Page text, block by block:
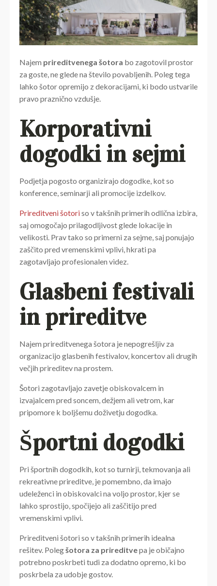
Najem prireditvenega šotora bo zagotovil prostor
za goste, ne glede na število povabljenih. Poleg tega
lahko šotor opremijo z dekoracijami, ki bodo ustvarile
pravo praznično vzdušje.
Korporativni
dogodki in sejmi
Podjetja pogosto organizirajo dogodke, kot so
konference, seminarji ali promocije izdelkov.
Prireditveni šotoriso v takšnih primerih odlična izbira,
saj omogočajo prilagodljivost glede lokacije in
velikosti. Prav tako so primerni za sejme, saj ponujajo
zaščito pred vremenskimi vplivi, hkrati pa
zagotavljajo profesionalen videz.
Glasbeni festivali
in prireditve
Najem prireditvenega šotora je nepogrešljiv za
organizacijo glasbenih festivalov, koncertov ali drugih
večjih prireditev na prostem.
Šotori zagotavljajo zavetje obiskovalcem in
izvajalcem pred soncem, dežjem ali vetrom, kar
pripomore k boljšemu doživetju dogodka.
Športni dogodki
Pri športnih dogodkih, kot so turnirji, tekmovanja ali
rekreativne prireditve, je pomembno, da imajo
udeleženci in obiskovalci na voljo prostor, kjer se
lahko sprostijo, spočijejo ali zaščitijo pred
vremenskimi vplivi.
Prireditveni šotori so v takšnih primerih idealna
rešitev. Polegšotora za prireditvepa je običajno
potrebno poskrbeti tudi za dodatno opremo, ki bo
poskrbela za udobje gostov.